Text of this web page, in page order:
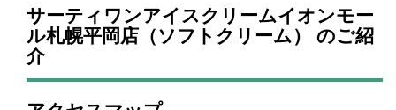
サーティワンアイスクリームイオンモー
ル札幌平岡店（ソフトクリーム） のご紹
介